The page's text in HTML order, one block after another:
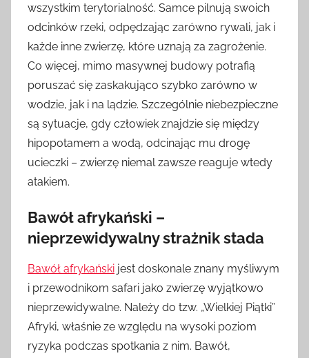
wszystkim terytorialność. Samce pilnują swoich
odcinków rzeki, odpędzając zarówno rywali, jak i
każde inne zwierzę, które uznają za zagrożenie.
Co więcej, mimo masywnej budowy potrafią
poruszać się zaskakująco szybko zarówno w
wodzie, jak i na lądzie. Szczególnie niebezpieczne
są sytuacje, gdy człowiek znajdzie się między
hipopotamem a wodą, odcinając mu drogę
ucieczki – zwierzę niemal zawsze reaguje wtedy
atakiem.
Bawół afrykański –
nieprzewidywalny strażnik stada
Bawół afrykański jest doskonale znany myśliwym
i przewodnikom safari jako zwierzę wyjątkowo
nieprzewidywalne. Należy do tzw. „Wielkiej Piątki”
Afryki, właśnie ze względu na wysoki poziom
ryzyka podczas spotkania z nim. Bawół,